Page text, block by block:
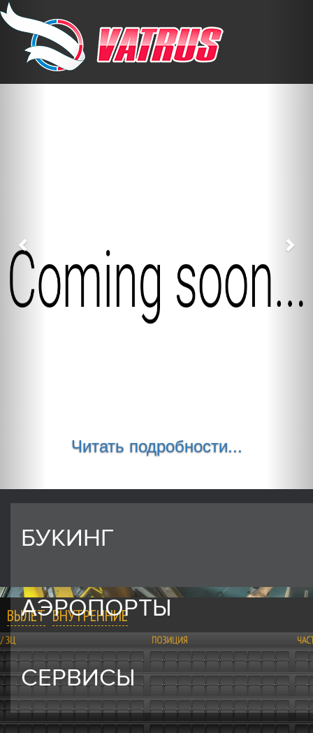
Читать подробности...
БУКИНГ
АЭРОПОРТЫ
СЕРВИСЫ
ВЫЛЕТ ВНУТРЕННИЕ